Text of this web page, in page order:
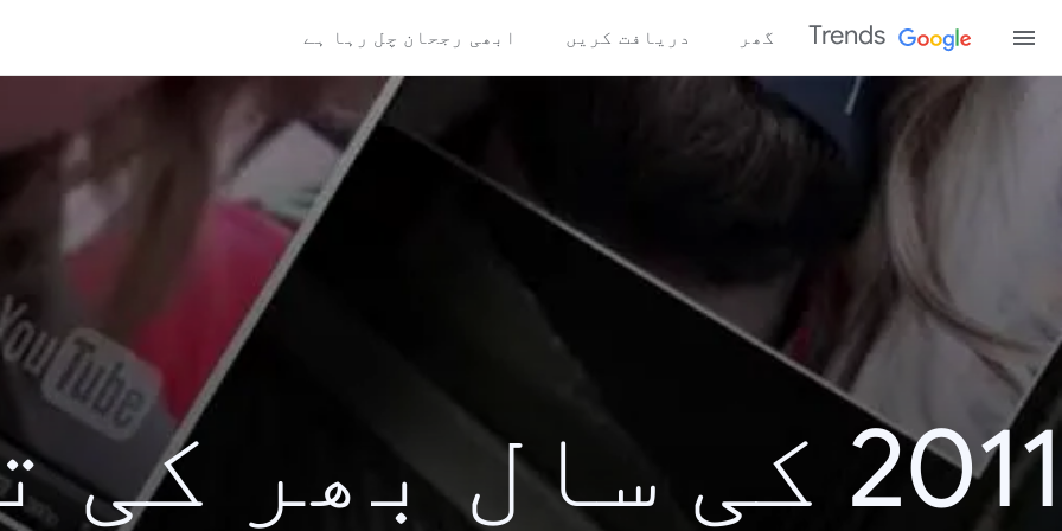
Trends گھر دریافت کریں ابھی رجحان چل رہا ہے
2011 کی سال بھر